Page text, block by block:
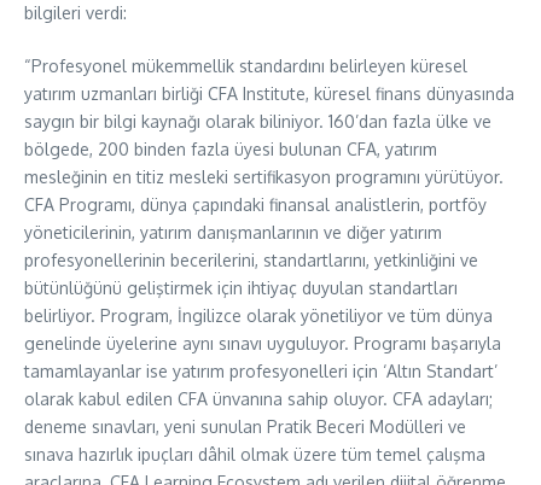
bilgileri verdi:
“Profesyonel mükemmellik standardını belirleyen küresel
yatırım uzmanları birliği CFA Institute, küresel finans dünyasında
saygın bir bilgi kaynağı olarak biliniyor. 160’dan fazla ülke ve
bölgede, 200 binden fazla üyesi bulunan CFA, yatırım
mesleğinin en titiz mesleki sertifikasyon programını yürütüyor.
CFA Programı, dünya çapındaki finansal analistlerin, portföy
yöneticilerinin, yatırım danışmanlarının ve diğer yatırım
profesyonellerinin becerilerini, standartlarını, yetkinliğini ve
bütünlüğünü geliştirmek için ihtiyaç duyulan standartları
belirliyor. Program, İngilizce olarak yönetiliyor ve tüm dünya
genelinde üyelerine aynı sınavı uyguluyor. Programı başarıyla
tamamlayanlar ise yatırım profesyonelleri için ‘Altın Standart’
olarak kabul edilen CFA ünvanına sahip oluyor. CFA adayları;
deneme sınavları, yeni sunulan Pratik Beceri Modülleri ve
sınava hazırlık ipuçları dâhil olmak üzere tüm temel çalışma